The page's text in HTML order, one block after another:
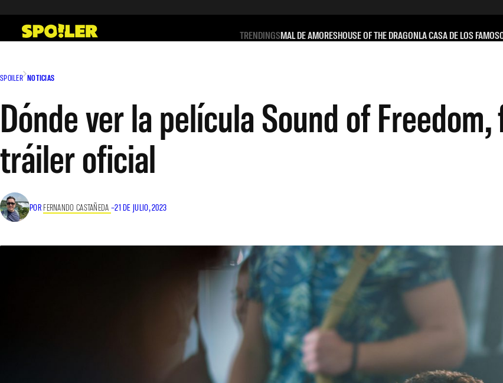
contenido
TRENDINGSMAL DE AMORESHOUSE OF THE DRAGONLA CASA DE LOS
SPOILER NOTICIAS
Dónde ver la película Sound of
tráiler oficial
POR FERNANDO CASTAÑEDA –21 DE JULIO, 2023